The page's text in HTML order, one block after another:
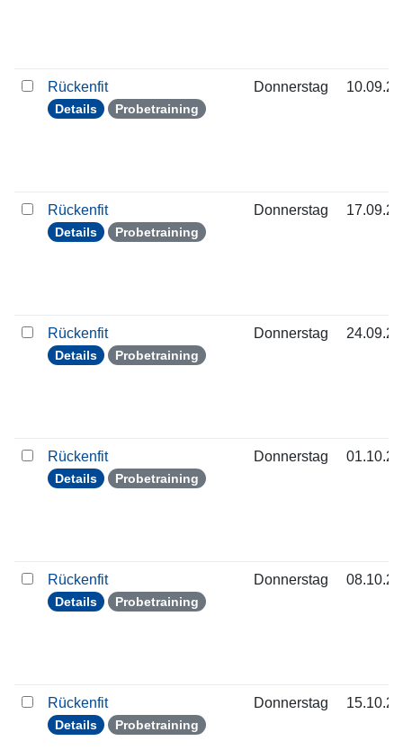
Rückenfit
Details Probetraining
Donnerstag
Rückenfit
Details Probetraining
Donnerstag
Rückenfit
Details Probetraining
Donnerstag
Rückenfit
Details Probetraining
Donnerstag
Rückenfit
Details Probetraining
Donnerstag
Rückenfit
Details Probetraining
Donnerstag